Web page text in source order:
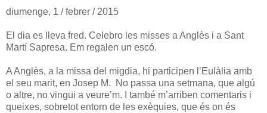
diumenge, 1 / febrer / 2015
El dia es lleva fred. Celebro les misses a Anglès i a Sant
Martí Sapresa. Em regalen un escó.
A Anglès, a la missa del migdia, hi participen l’Eulàlia amb
el seu marit, en Josep M. No passa una setmana, que algú
o altre, no vingui a veure’m. I també m’arriben comentaris i
queixes, sobretot entorn de les exèquies, que és on és